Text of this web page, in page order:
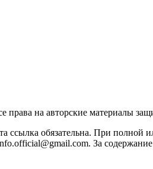
права на авторские материалы
ссылка обязательна. При полной
За